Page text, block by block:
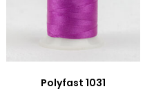
Polyfast 1031